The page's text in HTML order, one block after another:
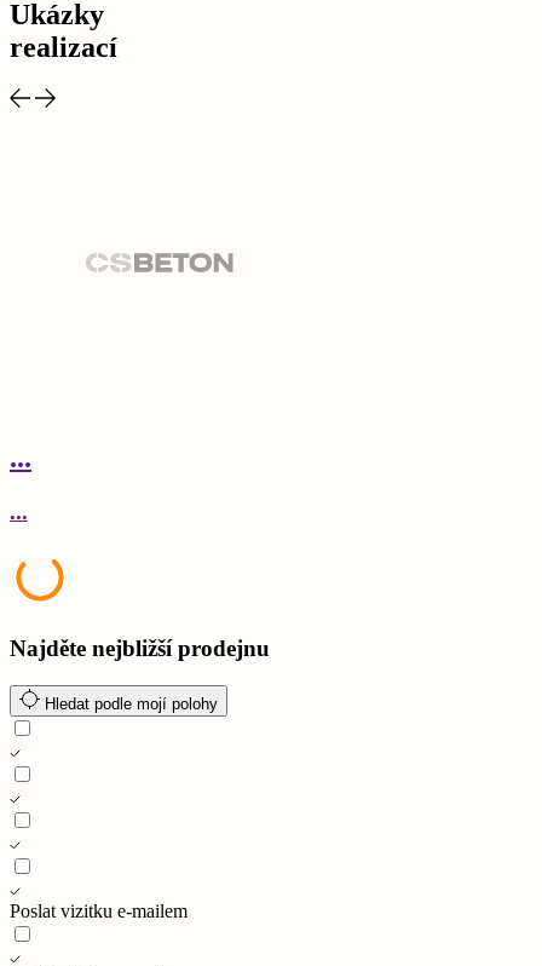
Ukázky
realizací
...
...
Najděte nejbližší prodejnu
Hledat podle mojí polohy
Poslat vizitku e-mailem